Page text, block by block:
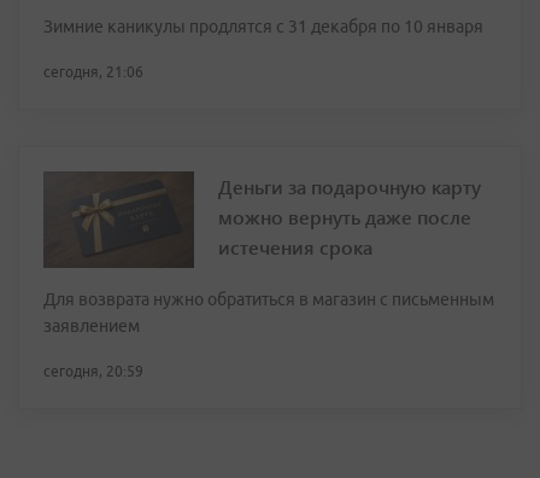
Зимние каникулы продлятся с 31 декабря по 10 января
сегодня, 21:06
Деньги за подарочную карту
можно вернуть даже после
истечения срока
Для возврата нужно обратиться в магазин с письменным
заявлением
сегодня, 20:59